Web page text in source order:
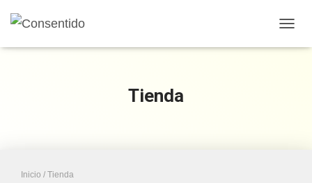
MODO
Tienda
Inicio / Tienda